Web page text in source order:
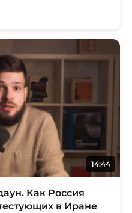
14:44
Как Россия
в Иране